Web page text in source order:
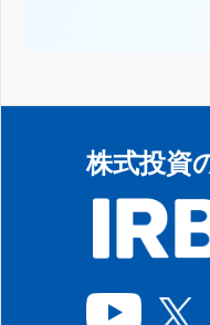
株式投資